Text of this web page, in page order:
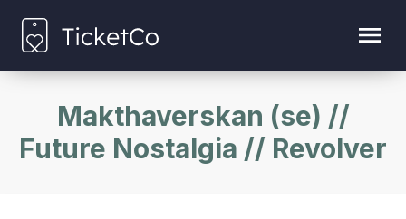
Makthaverskan (se) //
Future Nostalgia // Revolver